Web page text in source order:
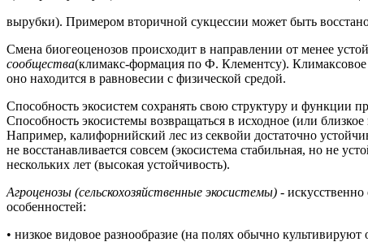
вырубки). Примером вторичной сукцессии может быть
Смена биогеоценозов происходит в направлении от менее
сообщества(климакс-формация по Ф. Клементсу). Климаксовое
оно находится в равновесии с физической средой.
Способность экосистем сохранять свою структуру и функции
Способность экосистемы возвращаться в исходное (или
Например, калифорнийский лес из секвойи достаточно
не восстанавливается совсем (экосистема стабильная, но не
нескольких лет (высокая устойчивость).
Агроценозы (сельскохозяйственные экосистемы) -
особенностей:
• низкое видовое разнообразие (на полях обычно культивируют